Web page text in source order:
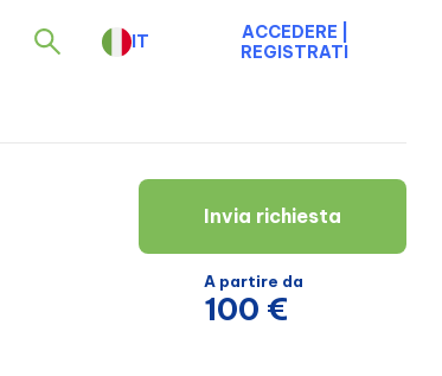
IT ACCEDERE
REGISTRATI
Invia richiesta
A partire da
100 €